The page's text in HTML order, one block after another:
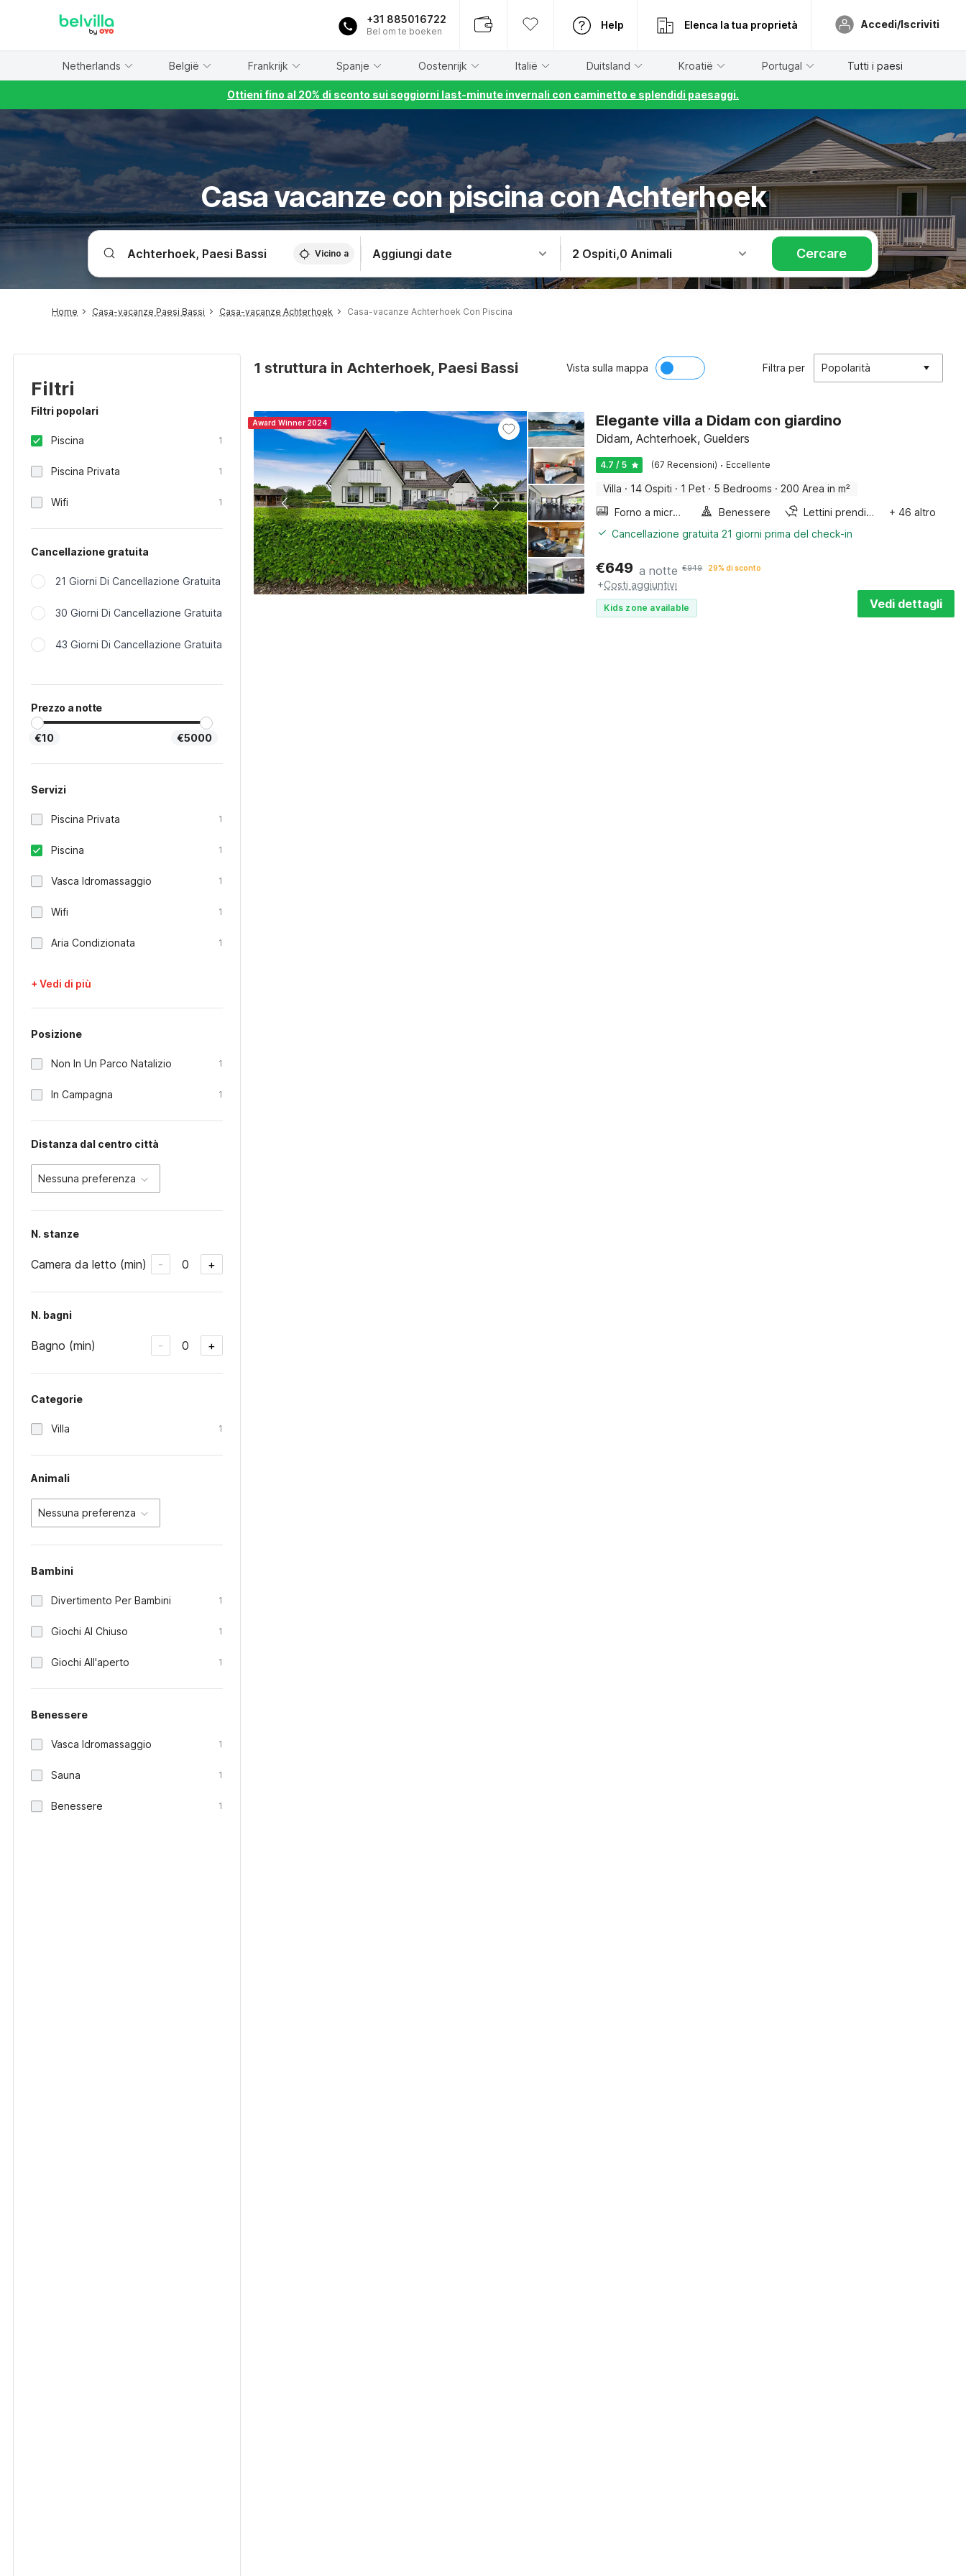
+31 885016722
Bel om te boeken
Help Elenca la tua proprietà Accedi/Iscriviti
Netherlands België Frankrijk Spanje Oostenrijk Italië Duitsland Kroatië Portugal Tutti i paesi
Ottieni fino al 20% di sconto sui soggiorni last-minute invernali con caminetto e splendidi paesaggi.
Casa vacanze con piscina con Achterhoek
Vicino a Aggiungi date 2 Ospiti,0 Animali Cercare
Home Casa-vacanze Paesi Bassi Casa-vacanze Achterhoek Casa-vacanze Achterhoek Con Piscina
Filtri
Filtri popolari
Piscina 1
Piscina Privata 1
Wifi 1
Cancellazione gratuita
21 Giorni Di Cancellazione Gratuita
30 Giorni Di Cancellazione Gratuita
43 Giorni Di Cancellazione Gratuita
Prezzo a notte
€10 €5000
Servizi
Piscina Privata 1
Piscina 1
Vasca Idromassaggio 1
Wifi 1
Aria Condizionata 1
+ Vedi di più
Posizione
Non In Un Parco Natalizio 1
In Campagna 1
Distanza dal centro città
Nessuna preferenza
N. stanze
Camera da letto (min) - 0 +
N. bagni
Bagno (min) - 0 +
Categorie
Villa 1
Animali
Nessuna preferenza
Bambini
Divertimento Per Bambini 1
Giochi Al Chiuso 1
Giochi All'aperto 1
Benessere
Vasca Idromassaggio 1
Sauna 1
Benessere 1
1 struttura in Achterhoek, Paesi Bassi Vista sulla mappa Filtra per Popolarità
Award Winner 2024 Elegante villa a Didam con giardino
Didam, Achterhoek, Guelders
4.7 / 5 (67 Recensioni) · Eccellente
Villa · 14 Ospiti · 1 Pet · 5 Bedrooms · 200 Area in m²
Forno a microonde combinato
Benessere Lettini prendisole
+ 46 altro
Cancellazione gratuita 21 giorni prima del check-in
€649 a notte €949 29% di sconto
+Costi aggiuntivi
Kids zone available Vedi dettagli